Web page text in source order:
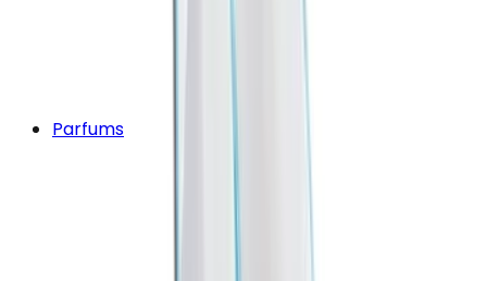
Parfums